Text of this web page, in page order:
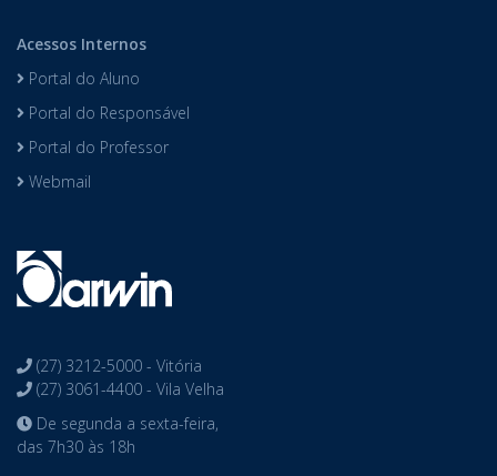
Acessos Internos
Portal do Aluno
Portal do Responsável
Portal do Professor
Webmail
(27) 3212-5000 - Vitória
(27) 3061-4400 - Vila Velha
De segunda a sexta-feira,
das 7h30 às 18h